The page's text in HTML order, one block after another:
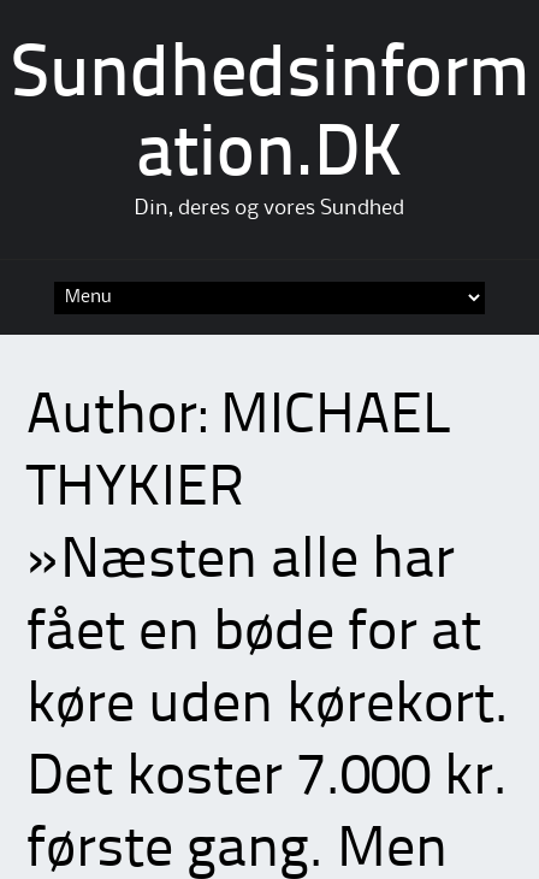
Sundhedsinform
ation.DK
Din, deres og vores Sundhed
Author: MICHAEL
THYKIER
»Næsten alle har
fået en bøde for at
køre uden kørekort.
Det koster 7.000 kr.
første gang. Men